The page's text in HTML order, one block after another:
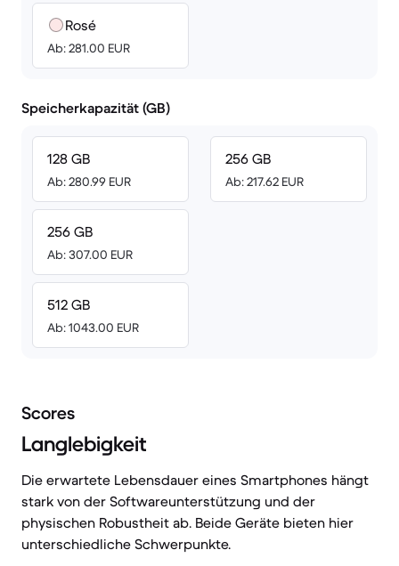
Rosé
Ab: 281.00 EUR
Speicherkapazität (GB)
128 GB
Ab: 280.99 EUR
256 GB
Ab: 307.00 EUR
512 GB
Ab: 1043.00 EUR
256 GB
Ab: 217.62 EUR
Scores
Langlebigkeit
Die erwartete Lebensdauer eines Smartphones hängt
stark von der Softwareunterstützung und der
physischen Robustheit ab. Beide Geräte bieten hier
unterschiedliche Schwerpunkte.